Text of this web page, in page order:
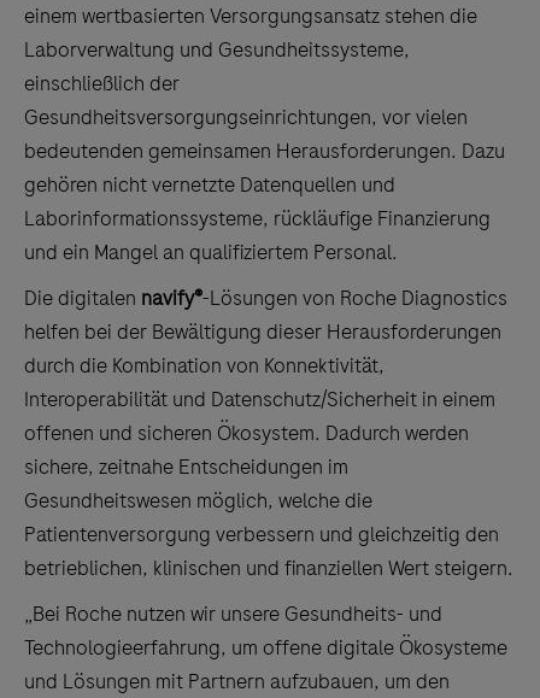
einem wertbasierten Versorgungsansatz stehen die
Laborverwaltung und Gesundheitssysteme,
einschließlich der
Gesundheitsversorgungseinrichtungen, vor vielen
bedeutenden gemeinsamen Herausforderungen. Dazu
gehören nicht vernetzte Datenquellen und
Laborinformationssysteme, rückläufige Finanzierung
und ein Mangel an qualifiziertem Personal.
Die digitalen navify®-Lösungen von Roche Diagnostics
helfen bei der Bewältigung dieser Herausforderungen
durch die Kombination von Konnektivität,
Interoperabilität und Datenschutz/Sicherheit in einem
offenen und sicheren Ökosystem. Dadurch werden
sichere, zeitnahe Entscheidungen im
Gesundheitswesen möglich, welche die
Patientenversorgung verbessern und gleichzeitig den
betrieblichen, klinischen und finanziellen Wert steigern.
„Bei Roche nutzen wir unsere Gesundheits- und
Technologieerfahrung, um offene digitale Ökosysteme
und Lösungen mit Partnern aufzubauen, um den